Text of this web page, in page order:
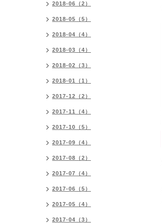
2018-06（2）
2018-05（5）
2018-04（4）
2018-03（4）
2018-02（3）
2018-01（1）
2017-12（2）
2017-11（4）
2017-10（5）
2017-09（4）
2017-08（2）
2017-07（4）
2017-06（5）
2017-05（4）
2017-04（3）